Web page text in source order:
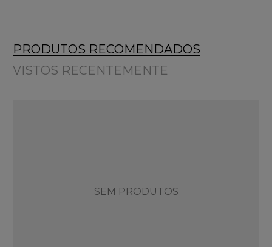
PRODUTOS RECOMENDADOS
VISTOS RECENTEMENTE
SEM PRODUTOS